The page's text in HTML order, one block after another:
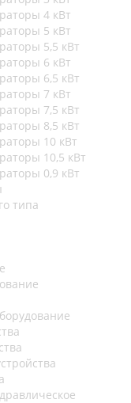
4 кВт
5 кВт
5,5 кВт
6 кВт
6,5 кВт
7 кВт
7,5 кВт
8,5 кВт
10 кВт
10,5 кВт
0,9 кВт
типа